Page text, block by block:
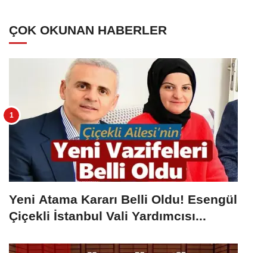
ÇOK OKUNAN HABERLER
Yeni Atama Kararı Belli Oldu! Esengül
Çiçekli İstanbul Vali Yardımcısı...